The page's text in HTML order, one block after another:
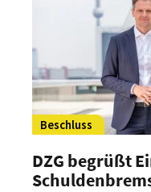
Beschluss
DZG begrüßt